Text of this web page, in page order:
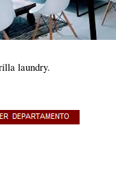
laundry.